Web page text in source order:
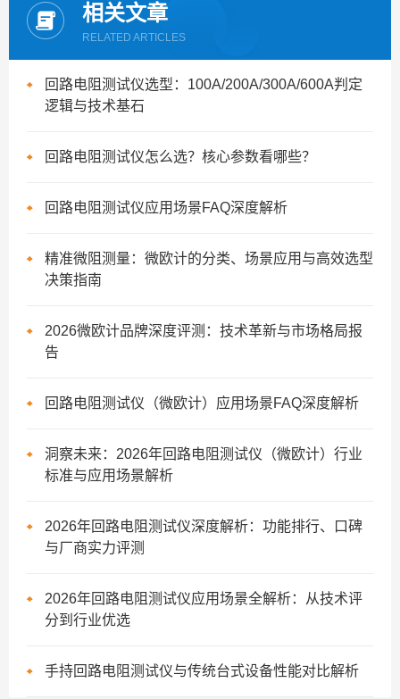
相关文章
RELATED ARTICLES
回路电阻测试仪选型：100A/200A/300A/600A判定
逻辑与技术基石
回路电阻测试仪怎么选？核心参数看哪些？
回路电阻测试仪应用场景FAQ深度解析
精准微阻测量：微欧计的分类、场景应用与高效选型
决策指南
2026微欧计品牌深度评测：技术革新与市场格局报
告
回路电阻测试仪（微欧计）应用场景FAQ深度解析
洞察未来：2026年回路电阻测试仪（微欧计）行业
标准与应用场景解析
2026年回路电阻测试仪深度解析：功能排行、口碑
与厂商实力评测
2026年回路电阻测试仪应用场景全解析：从技术评
分到行业优选
手持回路电阻测试仪与传统台式设备性能对比解析